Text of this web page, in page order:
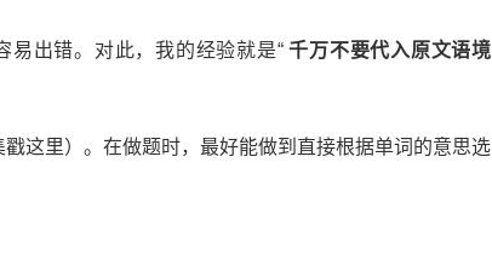
易出错。对此，我的经验就是“千万不要代入原文语境
这里）。在做题时，最好能做到直接根据单词的意思选